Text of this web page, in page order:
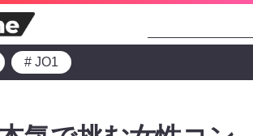
# JO1